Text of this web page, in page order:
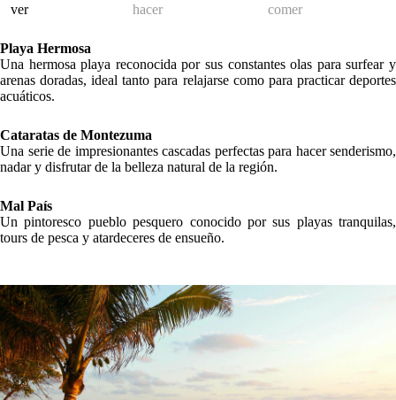
ver hacer comer
Playa Hermosa
Una hermosa playa reconocida por sus constantes olas para surfear y
arenas doradas, ideal tanto para relajarse como para practicar deportes
acuáticos.
Cataratas de Montezuma
Una serie de impresionantes cascadas perfectas para hacer senderismo,
nadar y disfrutar de la belleza natural de la región.
Mal País
Un pintoresco pueblo pesquero conocido por sus playas tranquilas,
tours de pesca y atardeceres de ensueño.